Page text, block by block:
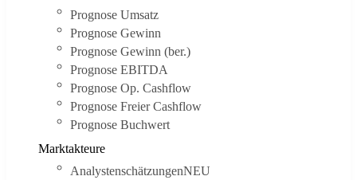
Prognose Umsatz
Prognose Gewinn
Prognose Gewinn (ber.)
Prognose EBITDA
Prognose Op. Cashflow
Prognose Freier Cashflow
Prognose Buchwert
Marktakteure
AnalystenschätzungenNEU